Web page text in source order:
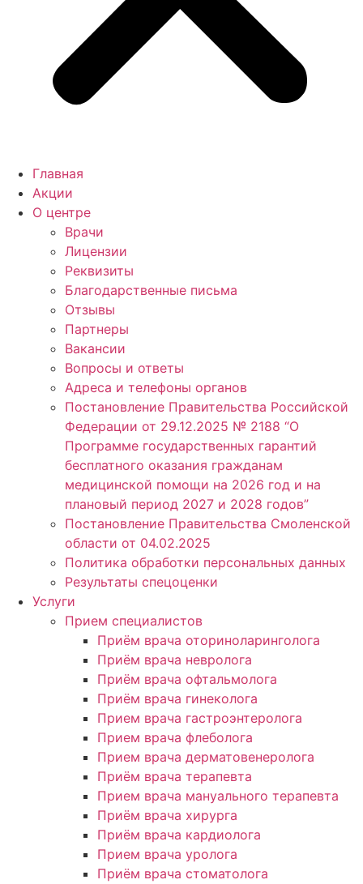
Главная
Акции
О центре
Врачи
Лицензии
Реквизиты
Благодарственные письма
Отзывы
Партнеры
Вакансии
Вопросы и ответы
Адреса и телефоны органов
Постановление Правительства Российской
Федерации от 29.12.2025 № 2188 “О
Программе государственных гарантий
бесплатного оказания гражданам
медицинской помощи на 2026 год и на
плановый период 2027 и 2028 годов”
Постановление Правительства Смоленской
области от 04.02.2025
Политика обработки персональных данных
Результаты спецоценки
Услуги
Прием специалистов
Приём врача оториноларинголога
Приём врача невролога
Приём врача офтальмолога
Приём врача гинеколога
Прием врача гастроэнтеролога
Прием врача флеболога
Прием врача дерматовенеролога
Приём врача терапевта
Прием врача мануального терапевта
Приём врача хирурга
Приём врача кардиолога
Прием врача уролога
Приём врача стоматолога